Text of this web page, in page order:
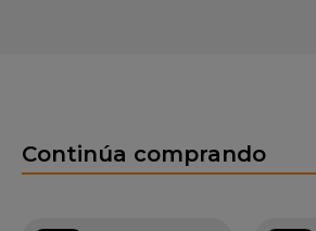
Continúa comprando